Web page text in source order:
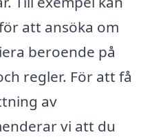
att ansöka om
beroende på
regler. För att få
av
vi att du